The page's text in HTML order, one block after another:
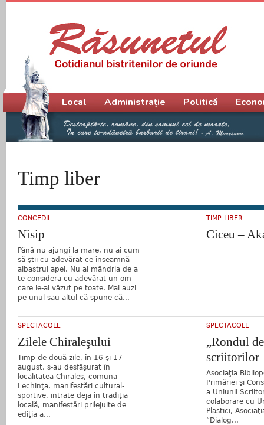
Timp liber
CONCEDII
Nisip
Până nu ajungi la mare, nu ai cum
să ştii cu adevărat ce înseamnă
albastrul apei. Nu ai mândria de a
te considera cu adevărat un om
care le-ai văzut pe toate. Mai auzi
pe unul sau altul că spune că...
TIMP LIBER
Ciceu –
SPECTACOLE
Zilele Chiraleşului
Timp de două zile, în 16 şi 17
august, s-au desfăşurat în
localitatea Chiraleş, comuna
Lechinţa, manifestări cultural-
sportive, intrate deja în tradiţia
locală, manifestări prilejuite de
ediţia a...
SPECTACOLE
„Rondul
scriitorilor
Asociaţia
Primăriei şi
a Uniunii
colaborare cu
Plastici,
“Dialog...
Meniu principal
Local Administrație Politică